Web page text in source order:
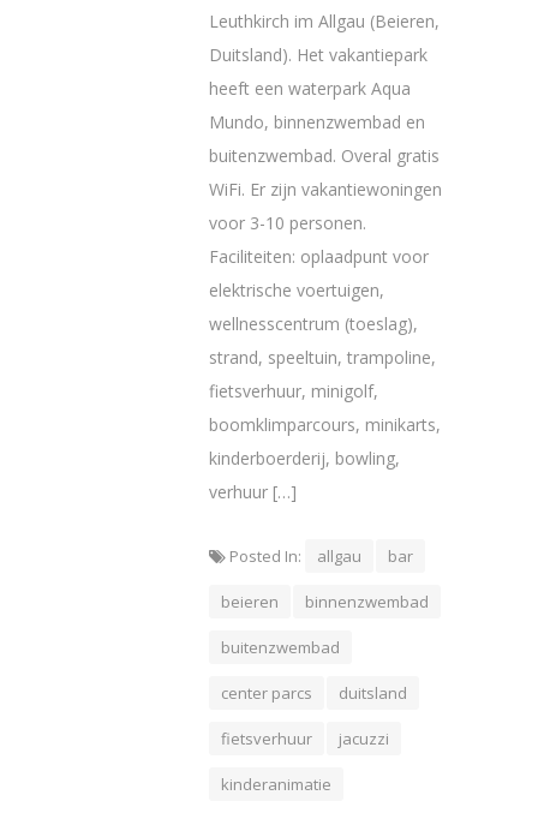
Leuthkirch im Allgau (Beieren,
Duitsland). Het vakantiepark
heeft een waterpark Aqua
Mundo, binnenzwembad en
buitenzwembad. Overal gratis
WiFi. Er zijn vakantiewoningen
voor 3-10 personen.
Faciliteiten: oplaadpunt voor
elektrische voertuigen,
wellnesscentrum (toeslag),
strand, speeltuin, trampoline,
fietsverhuur, minigolf,
boomklimparcours, minikarts,
kinderboerderij, bowling,
verhuur […]
Posted In: allgau bar
beieren binnenzwembad
buitenzwembad
center parcs duitsland
fietsverhuur jacuzzi
kinderanimatie